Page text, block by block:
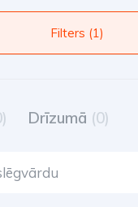
Filters (1)
Drīzumā (0)